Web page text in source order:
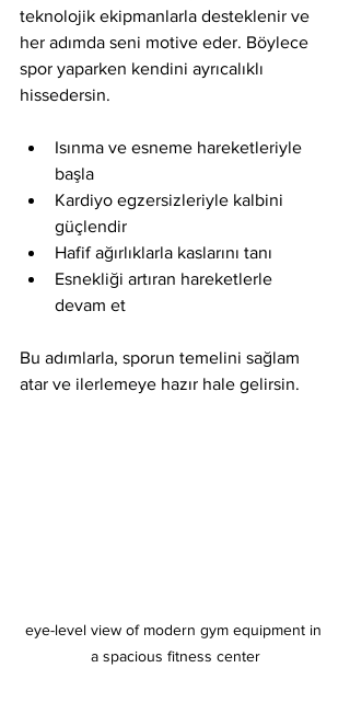
teknolojik ekipmanlarla desteklenir ve
her adımda seni motive eder. Böylece
spor yaparken kendini ayrıcalıklı
hissedersin.
Isınma ve esneme hareketleriyle
başla
Kardiyo egzersizleriyle kalbini
güçlendir
Hafif ağırlıklarla kaslarını tanı
Esnekliği artıran hareketlerle
devam et
Bu adımlarla, sporun temelini sağlam
atar ve ilerlemeye hazır hale gelirsin.
eye-level view of modern gym equipment in
a spacious fitness center